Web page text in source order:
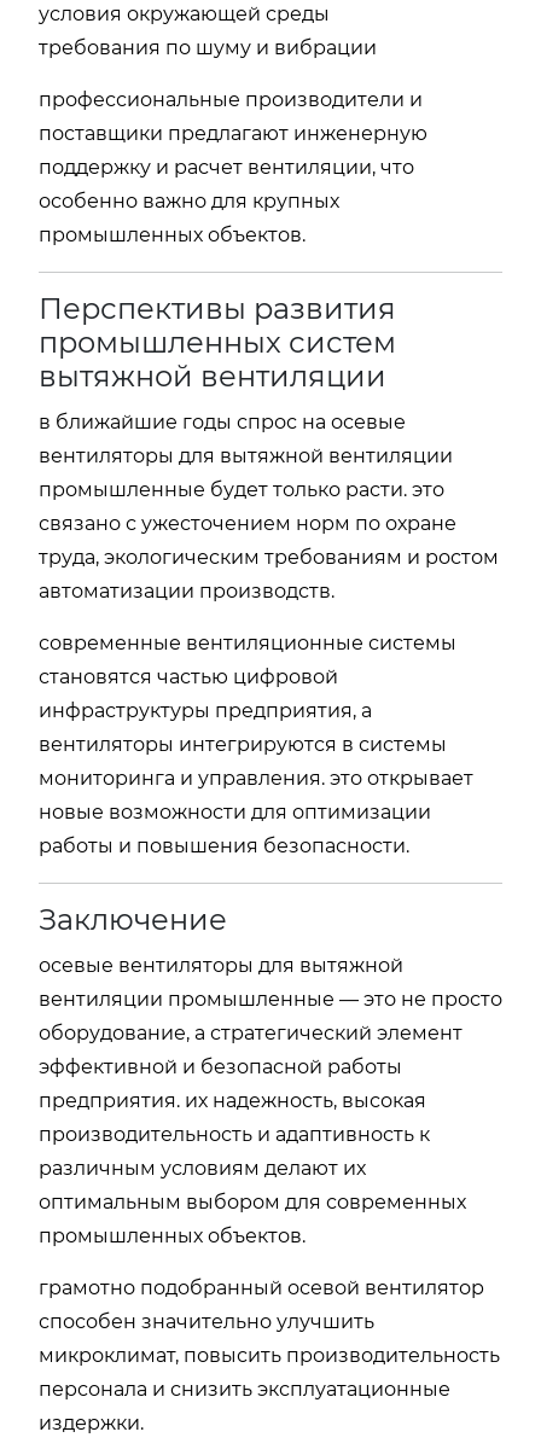
условия окружающей среды
требования по шуму и вибрации
профессиональные производители и
поставщики предлагают инженерную
поддержку и расчет вентиляции, что
особенно важно для крупных
промышленных объектов.
Перспективы развития
промышленных систем
вытяжной вентиляции
в ближайшие годы спрос на осевые
вентиляторы для вытяжной вентиляции
промышленные будет только расти. это
связано с ужесточением норм по охране
труда, экологическим требованиям и ростом
автоматизации производств.
современные вентиляционные системы
становятся частью цифровой
инфраструктуры предприятия, а
вентиляторы интегрируются в системы
мониторинга и управления. это открывает
новые возможности для оптимизации
работы и повышения безопасности.
Заключение
осевые вентиляторы для вытяжной
вентиляции промышленные — это не просто
оборудование, а стратегический элемент
эффективной и безопасной работы
предприятия. их надежность, высокая
производительность и адаптивность к
различным условиям делают их
оптимальным выбором для современных
промышленных объектов.
грамотно подобранный осевой вентилятор
способен значительно улучшить
микроклимат, повысить производительность
персонала и снизить эксплуатационные
издержки.